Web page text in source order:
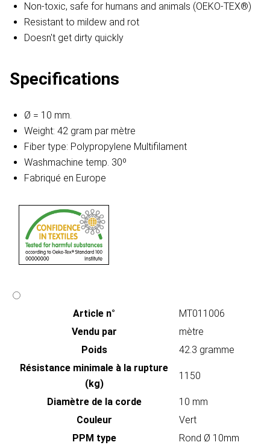
Non-toxic, safe for humans and animals (OEKO-TEX®)
Resistant to mildew and rot
Doesn't get dirty quickly
Specifications
Ø = 10 mm.
Weight: 42 gram par mètre
Fiber type: Polypropylene Multifilament
Washmachine temp. 30º
Fabriqué en Europe
Article n°
MT011006
Vendu par
mètre
Poids
42.3 gramme
Résistance minimale à la rupture
(kg)
1150
Diamètre de la corde
10 mm
Couleur
Vert
PPM type
Rond Ø 10mm